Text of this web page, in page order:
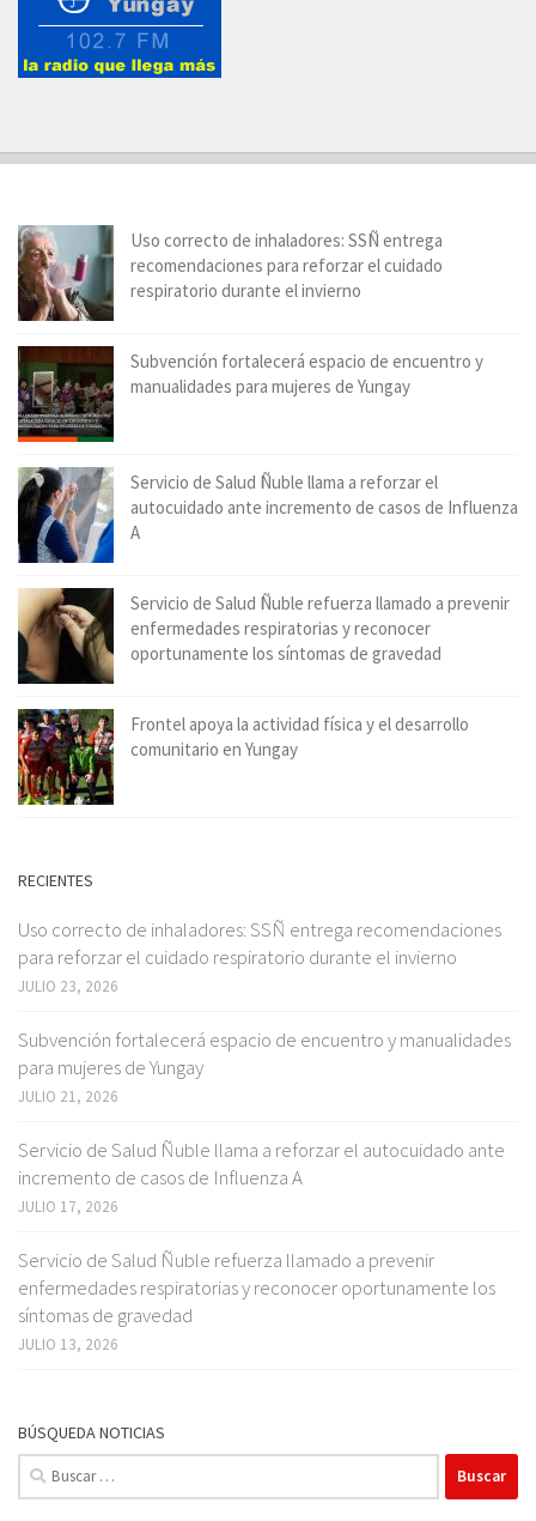
Uso correcto de inhaladores: SSÑ entrega
recomendaciones para reforzar el cuidado
respiratorio durante el invierno
Subvención fortalecerá espacio de encuentro y
manualidades para mujeres de Yungay
Servicio de Salud Ñuble llama a reforzar el
autocuidado ante incremento de casos de Influenza
A
Servicio de Salud Ñuble refuerza llamado a prevenir
enfermedades respiratorias y reconocer
oportunamente los síntomas de gravedad
Frontel apoya la actividad física y el desarrollo
comunitario en Yungay
RECIENTES
Uso correcto de inhaladores: SSÑ entrega recomendaciones
para reforzar el cuidado respiratorio durante el invierno
JULIO 23, 2026
Subvención fortalecerá espacio de encuentro y manualidades
para mujeres de Yungay
JULIO 21, 2026
Servicio de Salud Ñuble llama a reforzar el autocuidado ante
incremento de casos de Influenza A
JULIO 17, 2026
Servicio de Salud Ñuble refuerza llamado a prevenir
enfermedades respiratorias y reconocer oportunamente los
síntomas de gravedad
JULIO 13, 2026
BÚSQUEDA NOTICIAS
Buscar: